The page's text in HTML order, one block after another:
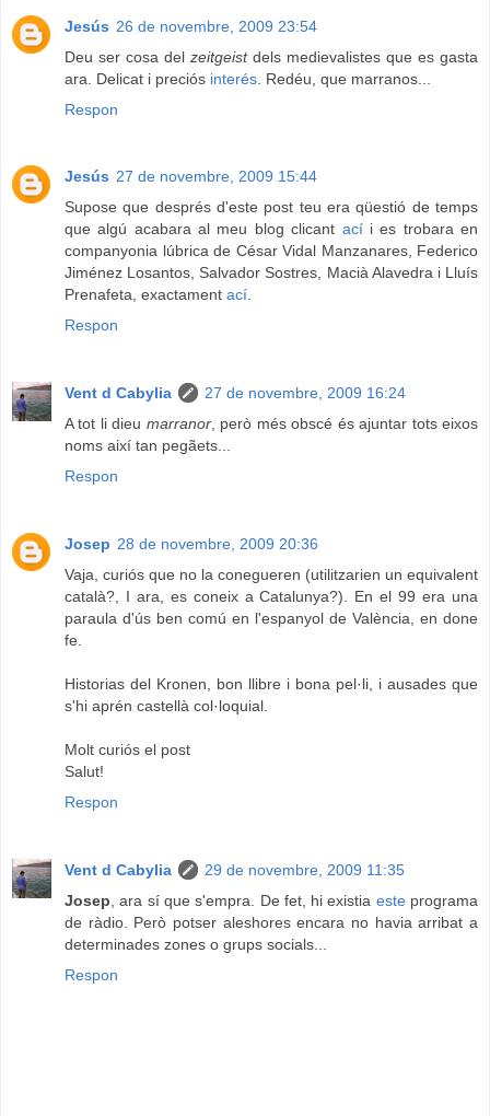
Jesús 26 de novembre, 2009 23:54
Deu ser cosa del zeitgeistdels medievalistes que es gasta
ara. Delicat i preciós interés . Redéu, que marranos...
Respon
Jesús 27 de novembre, 2009 15:44
Supose que després d'este post teu era qüestió de temps
que algú acabara al meu blog clicant acíi es trobara en
companyonia lúbrica de César Vidal Manzanares, Federico
Jiménez Losantos, Salvador Sostres, Macià Alavedra i Lluís
Prenafeta, exactament ací.
Respon
Vent d Cabylia
27 de novembre, 2009 16:24
A tot li dieu marranor, però més obscé és ajuntar tots eixos
noms així tan pegãets...
Respon
Josep 28 de novembre, 2009 20:36
Vaja, curiós que no la conegueren (utilitzarien un equivalent
català?, I ara, es coneix a Catalunya?). En el 99 era una
paraula d'ús ben comú en l'espanyol de València, en done
fe.
Historias del Kronen, bon llibre i bona pel·li, i ausades que
s'hi aprén castellà col·loquial.
Molt curiós el post
Salut!
Respon
Vent d Cabylia
29 de novembre, 2009 11:35
Josep, ara sí que s'empra. De fet, hi existia esteprograma
de ràdio. Però potser aleshores encara no havia arribat a
determinades zones o grups socials...
Respon